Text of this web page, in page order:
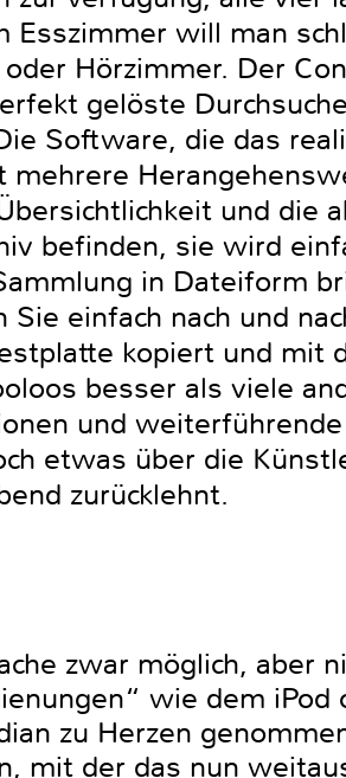
Esszimmer will man
Hörzimmer. Der
gelöste
Software, die das
mehrere
und die
befinden, sie wird
in Dateiform
Sie einfach nach und
kopiert und mit
besser als viele
und
etwas über die
zurücklehnt.
zwar möglich, aber
wie dem
zu Herzen
mit der das nun